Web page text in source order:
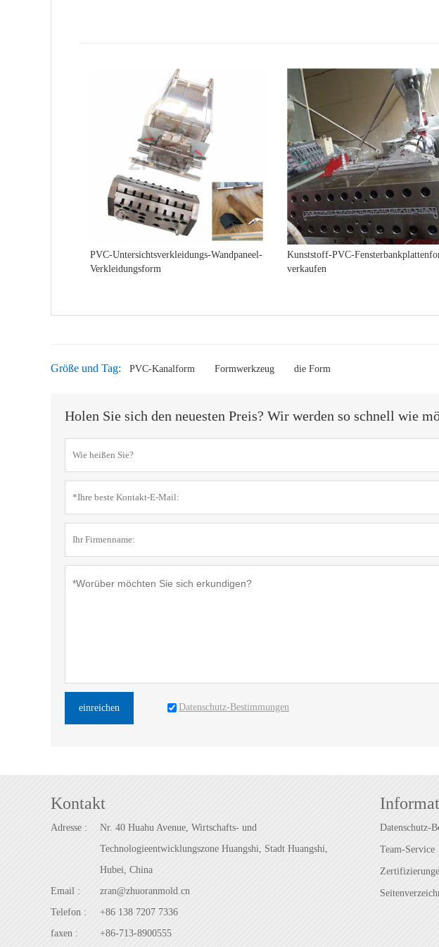
PVC-Untersichtsverkleidungs-Wandpaneel-
Verkleidungsform
Kunststoff-PVC-
verkaufen
Größe und Tag: PVC-Kanalform Formwerkzeug die Form
Holen Sie sich den neuesten Preis? Wir werden so schnell wie
einreichen Datenschutz-Bestimmungen
Kontakt
Adresse :
Nr. 40 Huahu Avenue, Wirtschafts- und
Technologieentwicklungszone Huangshi, Stadt Huangshi,
Hubei, China
Email :
zran@zhuoranmold.cn
Telefon :
+86 138 7207 7336
faxen :
+86-713-8900555
Datenschutz-
Team-Service